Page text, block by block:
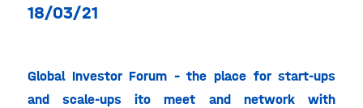
18/03/21
Global Investor Forum – the place for start-ups
and scale-ups ito meet and network with